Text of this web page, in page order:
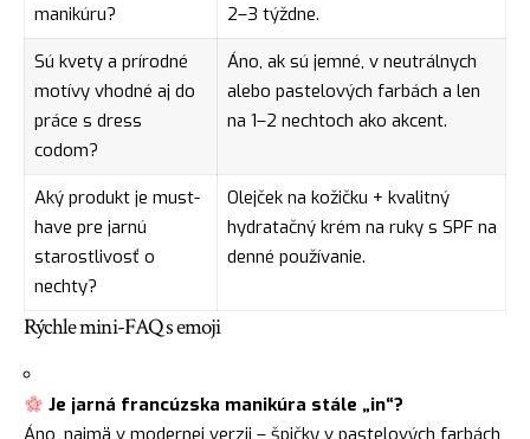
manikúru?
2–3 týždne.
Sú kvety a prírodné
motívy vhodné aj do
práce s dress
codom?
Áno, ak sú jemné, v neutrálnych
alebo pastelových farbách a len
na 1–2 nechtoch ako akcent.
Aký produkt je must-
have pre jarnú
starostlivosť o
nechty?
Olejček na kožičku + kvalitný
hydratačný krém na ruky s SPF na
denné používanie.
Rýchle mini-FAQ s emoji
Je jarná francúzska manikúra stále „in“?